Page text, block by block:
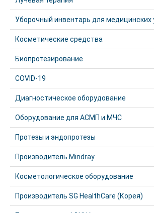
Уборочный инвентарь для медицинских
Косметические средства
Биопротезирование
COVID-19
Диагностическое оборудование
Оборудование для АСМП и МЧС
Протезы и эндопротезы
Производитель Mindray
Косметологическое оборудование
Производитель SG HealthCare (Корея)